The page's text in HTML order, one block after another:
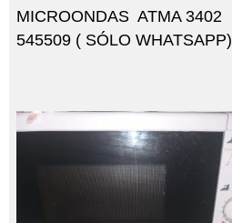
MICROONDAS ATMA 3402
545509 ( SÓLO WHATSAPP)